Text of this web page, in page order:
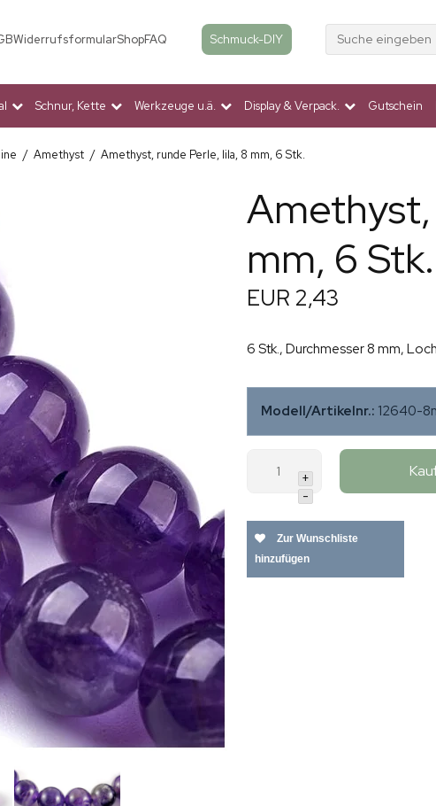
WiderrufsformularShopFAQ Schmuck-DIY Suche eingeben
Schnur, Kette Werkzeuge u.ä. Display & Verpack. Gutschein
/ Amethyst / Amethyst, runde Perle, lila, 8 mm, 6 Stk.
Amethyst,
mm, 6 Stk.
EUR 2,43
6 Stk., Durchmesser 8 mm,
Modell/Artikelnr.: 12640-
+
-
Zur Wunschliste
hinzufügen